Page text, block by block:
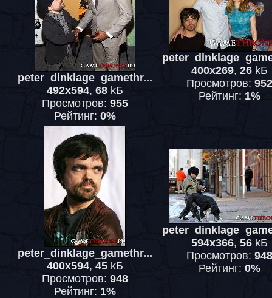
peter_dinklage_gamethr...
492x594, 68kБ
Просмотров: 955
Рейтинг: 0%
400x269, 26kБ
Просмотров: 952
Рейтинг: 1%
peter_dinklage_gamethr...
400x594, 45kБ
Просмотров: 948
Рейтинг: 1%
594x366, 56kБ
Просмотров: 948
Рейтинг: 0%